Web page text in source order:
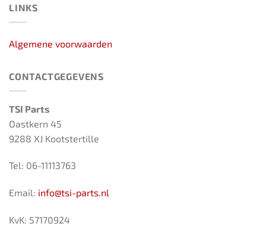
LINKS
Algemene voorwaarden
CONTACTGEGEVENS
TSI Parts
Oastkern 45
9288 XJ Kootstertille
Tel: 06-11113763
Email: info@tsi-parts.nl
KvK: 57170924